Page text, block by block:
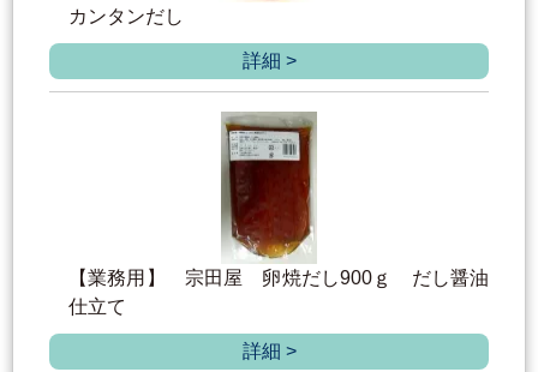
カンタンだし
詳細 >
【業務用】 宗田屋 卵焼だし900ｇ だし醤油
仕立て
詳細 >